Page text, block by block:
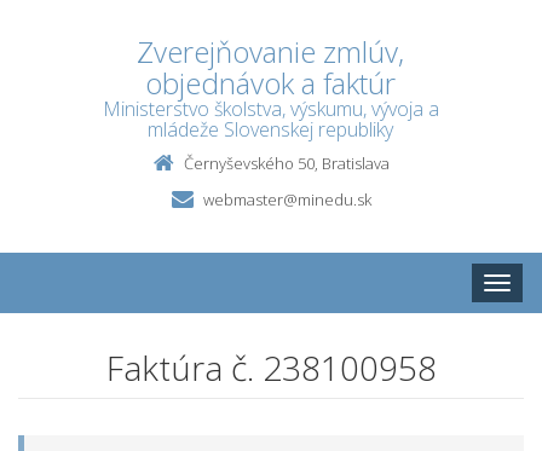
Zverejňovanie zmlúv,
objednávok a faktúr
Ministerstvo školstva, výskumu, vývoja a
mládeže Slovenskej republiky
Černyševského 50, Bratislava
webmaster@minedu.sk
Toggle
Faktúra č. 238100958